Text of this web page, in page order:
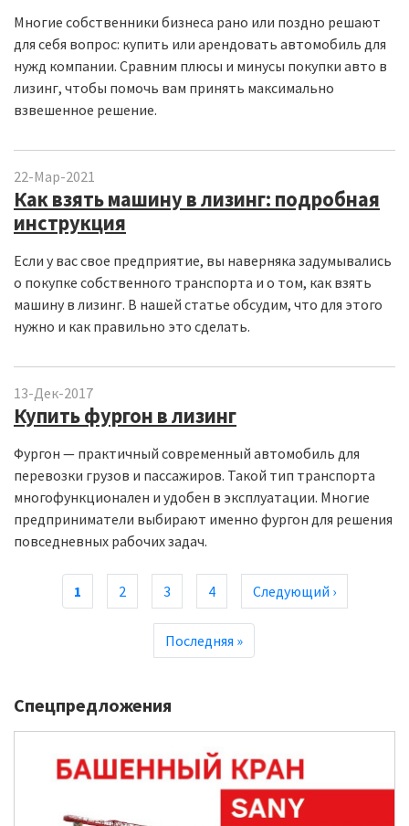
Многие собственники бизнеса рано или поздно решают
для себя вопрос: купить или арендовать автомобиль для
нужд компании. Сравним плюсы и минусы покупки авто в
лизинг, чтобы помочь вам принять максимально
взвешенное решение.
22-Мар-2021
Как взять машину в лизинг: подробная
инструкция
Если у вас свое предприятие, вы наверняка задумывались
о покупке собственного транспорта и о том, как взять
машину в лизинг. В нашей статье обсудим, что для этого
нужно и как правильно это сделать.
13-Дек-2017
Купить фургон в лизинг
Фургон — практичный современный автомобиль для
перевозки грузов и пассажиров. Такой тип транспорта
многофункционален и удобен в эксплуатации. Многие
предприниматели выбирают именно фургон для решения
повседневных рабочих задач.
Нумерация
страницТекущая
страница
1 Page
2 Page
3 Page
4
Следующая
страница
Следующий ›
Последняя
страница
Последняя »
Спецпредложения